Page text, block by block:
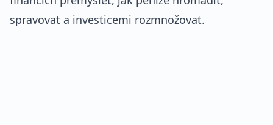
spravovat a investicemi rozmnožovat.